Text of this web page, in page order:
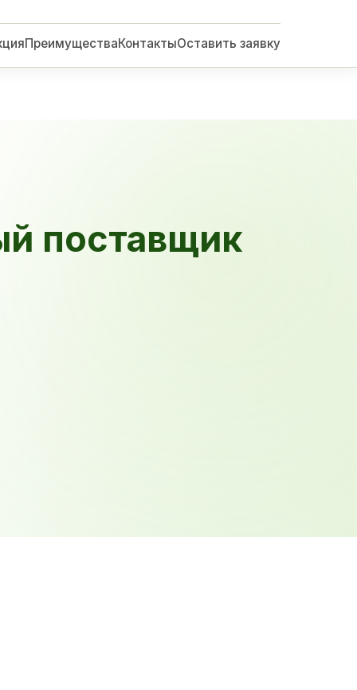
ПреимуществаКонтактыОставить заявку
поставщик